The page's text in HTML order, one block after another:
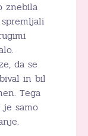
znebila
da se
in bil
Tega
samo